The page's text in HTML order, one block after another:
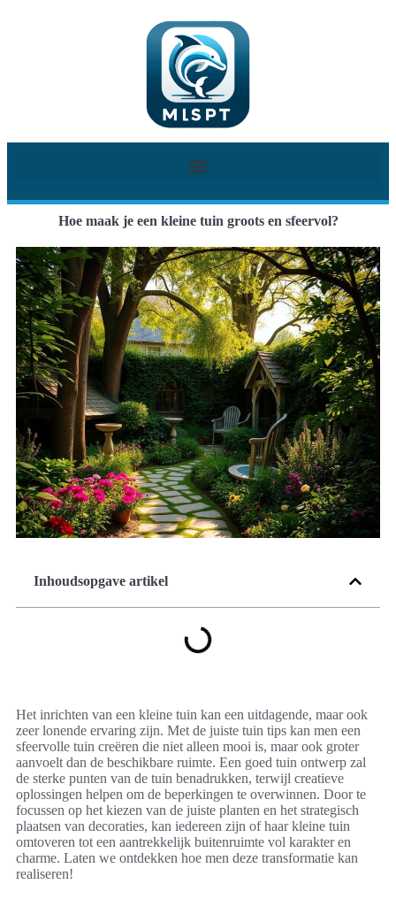
Hoe maak je een kleine tuin groots en sfeervol?
Inhoudsopgave artikel
Het inrichten van een kleine tuin kan een uitdagende, maar ook
zeer lonende ervaring zijn. Met de juiste tuin tips kan men een
sfeervolle tuin creëren die niet alleen mooi is, maar ook groter
aanvoelt dan de beschikbare ruimte. Een goed tuin ontwerp zal
de sterke punten van de tuin benadrukken, terwijl creatieve
oplossingen helpen om de beperkingen te overwinnen. Door te
focussen op het kiezen van de juiste planten en het strategisch
plaatsen van decoraties, kan iedereen zijn of haar kleine tuin
omtoveren tot een aantrekkelijk buitenruimte vol karakter en
charme. Laten we ontdekken hoe men deze transformatie kan
realiseren!